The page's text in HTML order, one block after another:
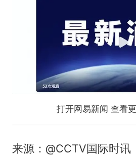
打开网易新闻 查看
来源：@CCTV国际时讯